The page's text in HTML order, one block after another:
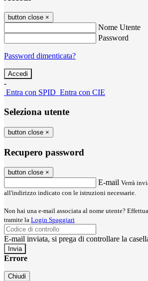
button close ×
Nome Utente
Password
Password dimenticata?
-
Entra con SPID Entra con CIE
Seleziona utente
button close ×
Recupero password
button close ×
E-mail Verrà
all'indirizzo indicato con le istruzioni necessarie.
Non hai una e-mail associata al nome utente?
tramite la Login Spaggiari
E-mail inviata, si prega di controllare la
Errore
Chiudi